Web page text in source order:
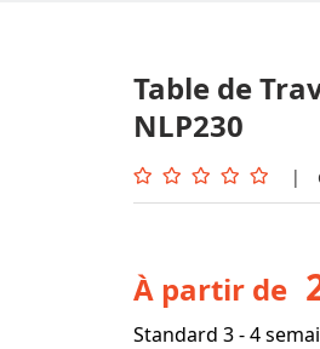
Table de
NLP230
|
À partir de
Standard 3 - 4